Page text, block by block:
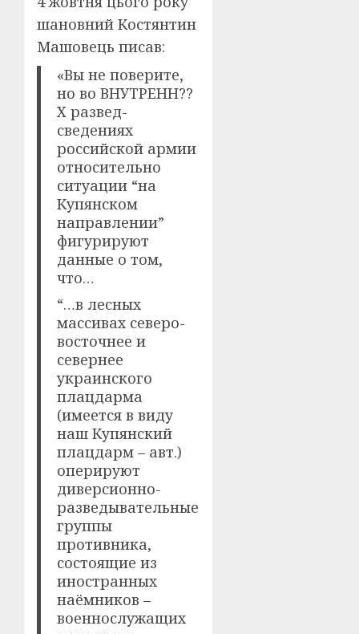
шановний Костянтин
Машовець писав:
«Вы не поверите,
но во ВНУТРЕНН??
Х развед-
сведениях
российской армии
относительно
ситуации “на
Купянском
направлении”
фигурируют
данные о том,
что…
“…в лесных
массивах северо-
восточнее и
севернее
украинского
плацдарма
(имеется в виду
наш Купянский
плацдарм – авт.)
оперируют
диверсионно-
разведывательные
группы
противника,
состоящие из
иностранных
наёмников –
военнослужащих